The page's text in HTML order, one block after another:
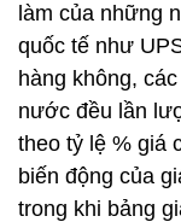
làm của những
quốc tế như
hàng không,
nước đều lần
theo tỷ lệ % giá
biến động của
trong khi bảng